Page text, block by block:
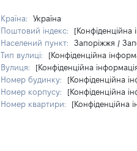
Країна:
Україна
Поштовий індекс:
[Конфіденційна
Населений пункт:
Запоріжжя /
Тип вулиці:
[Конфіденційна
Вулиця:
[Конфіденційна
Номер будинку:
[Конфіденційна
Номер корпусу:
[Конфіденційна
Номер квартири:
[Конфіденційна